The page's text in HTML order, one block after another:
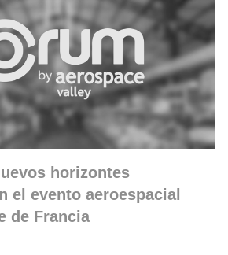
horizontes
el evento aeroespacial
de Francia